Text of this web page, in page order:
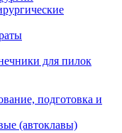
для пилок
подготовка и
(автоклавы)